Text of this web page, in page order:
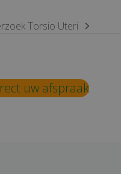
Torsio Uteri
uw afspraak